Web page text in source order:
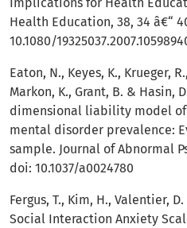
Implications for Health
Health Education, 38, 34 â€“
10.1080/
Eaton, N., Keyes, K., Krueger,
Markon, K., Grant, B. & Hasin,
dimensional liability model
mental disorder prevalence:
sample. Journal of Abnormal
doi: 10.1037/a0024780
Fergus, T., Kim, H., Valentier,
Social Interaction Anxiety